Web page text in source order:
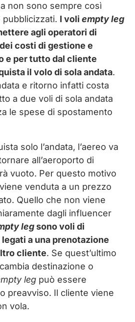
non sono sempre così
I voli empty leg
agli operatori di
costi di gestione e
e per tutto dal cliente
il volo di sola andata.
e ritorno infatti costa
a due voli di sola andata
le spese di spostamento
solo l’andata, l’aereo va
all’aeroporto di
vuoto. Per questo motivo
venduta a un prezzo
Quello che non viene
dagli influencer
legsono voli di
a una prenotazione
cliente. Se quest’ultimo
destinazione o
leg può essere
preavviso. Il cliente viene
vola.